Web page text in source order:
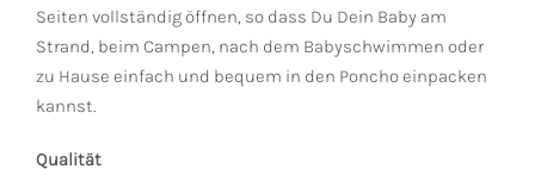
Seiten vollständig öffnen, so dass Du Dein Baby am
Strand, beim Campen, nach dem Babyschwimmen oder
zu Hause einfach und bequem in den Poncho einpacken
kannst.
Qualität